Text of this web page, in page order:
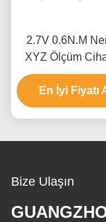
2.7V 0.6N.M
XYZ Ölçüm
Step
En İyi Fiyatı
Bize Ulaşın